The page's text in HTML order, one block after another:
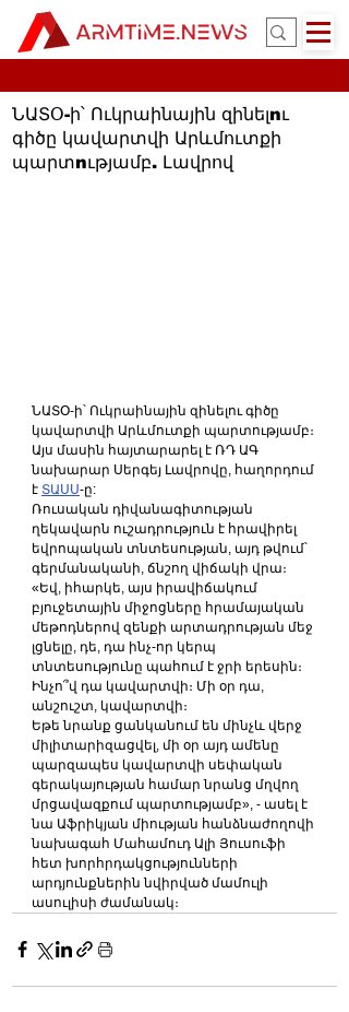
ՆԱՏՕ-ի՝ Ուկրաինային զինելnւ
գիծը կավարտվի Արևմուտքի
պարտnւթյամբ. Լավրով
ՆԱՏՕ-ի՝ Ուկրաինային զինելու գիծը
կավարտվի Արևմուտքի պարտությամբ։
Այս մասին հայտարարել է ՌԴ ԱԳ
նախարար Սերգեյ Լավրովը, հաղորդում
է ՏԱՍՍ-ը:
Ռուսական դիվանագիտության
ղեկավարն ուշադրություն է հրավիրել
եվրոպական տնտեսության, այդ թվում՝
գերմանականի, ճնշող վիճակի վրա։
«Եվ, իհարկե, այս իրավիճակում
բյուջետային միջոցները հրամայական
մեթոդներով զենքի արտադրության մեջ
լցնելը, դե, դա ինչ-որ կերպ
տնտեսությունը պահում է ջրի երեսին։
Ինչո՞վ դա կավարտվի։ Մի օր դա,
անշուշտ, կավարտվի։
Եթե նրանք ցանկանում են մինչև վերջ
միլիտարիզացվել, մի օր այդ ամենը
պարզապես կավարտվի սեփական
գերակայության համար նրանց մղվող
մրցավազքում պարտությամբ», - ասել է
նա Աֆրիկյան միության հանձնաժողովի
նախագահ Մահամուդ Ալի Յուսուֆի
հետ խորհրդակցությունների
արդյունքներին նվիրված մամուլի
ասուլիսի ժամանակ։